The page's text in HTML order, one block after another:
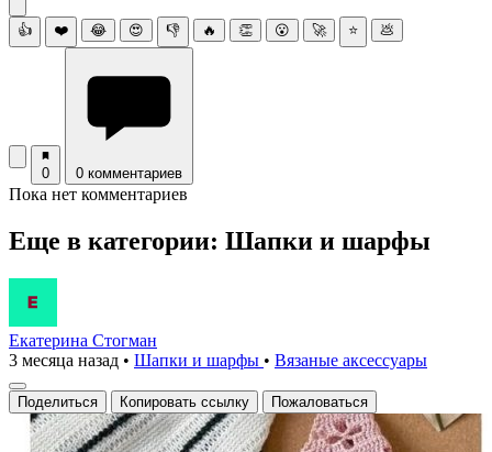
👍 ❤️ 😂 😍 👎 🔥 👏 😮 🚀 ⭐ 💩
0 0 комментариев
Пока нет комментариев
Еще в категории: Шапки и шарфы
Екатерина Стогман
3 месяца назад • Шапки и шарфы • Вязаные аксесcуары
Поделиться Копировать ссылку Пожаловаться